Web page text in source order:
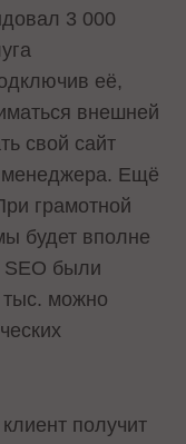
3 000
её,
внешней
свой сайт
менеджера. Ещё
грамотной
будет вполне
SEO были
можно
получит